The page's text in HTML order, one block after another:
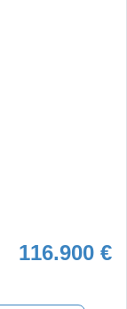
116.900 €